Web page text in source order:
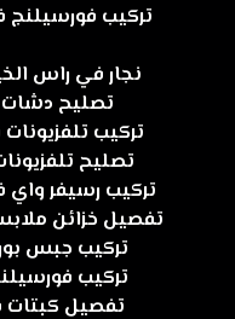
نجار في راس الخيمة |0566713352|
تصليح دشات في
تركيب تلفزيونات في
تصليح تلفزيونات في
تركيب رسيفر واي فاي
تفصيل خزائن ملابس في
تركيب جبس بورد في
تركيب فورسيلنج ام
تفصيل كبتات في